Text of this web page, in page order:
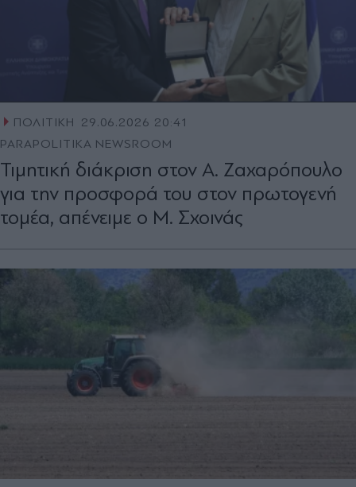
ΠΟΛΙΤΙΚΗ
29.06.2026 20:41
PARAPOLITIKA NEWSROOM
Τιμητική διάκριση στον Α. Ζαχαρόπουλο
για την προσφορά του στον πρωτογενή
τομέα, απένειμε ο Μ. Σχοινάς